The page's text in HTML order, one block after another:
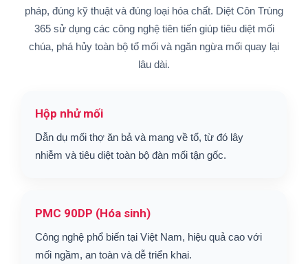
pháp, đúng kỹ thuật và đúng loại hóa chất. Diệt Côn Trùng
365 sử dụng các công nghệ tiên tiến giúp tiêu diệt mối
chúa, phá hủy toàn bộ tổ mối và ngăn ngừa mối quay lại
lâu dài.
Hộp nhử mối
Dẫn dụ mối thợ ăn bả và mang về tổ, từ đó lây
nhiễm và tiêu diệt toàn bộ đàn mối tận gốc.
PMC 90DP (Hóa sinh)
Công nghệ phổ biến tại Việt Nam, hiệu quả cao với
mối ngầm, an toàn và dễ triển khai.